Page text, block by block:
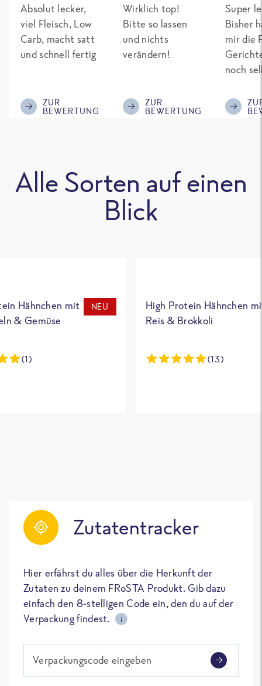
Absolut lecker,
viel Fleisch, Low
Carb, macht satt
und schnell fertig
ZUR
BEWERTUNG
Wirklich top!
Bitte so lassen
und nichts
verändern!
ZUR
BEWERTUNG
Super
Bisher
mir die
noch
Eiweiß.
was
Alle Sorten auf einen
Blick
Hähnchen mit
& Gemüse
NEU
(1)
High Protein Hähnchen
Reis & Brokkoli
(13)
Zutatentracker
Hier erfährst du alles über die Herkunft der
Zutaten zu deinem FRoSTA Produkt. Gib dazu
einfach den 8-stelligen Code ein, den du auf der
Verpackung findest.
i
Verpackungscode eingeben